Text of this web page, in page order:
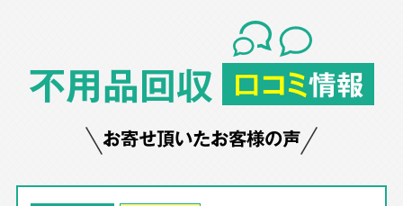
不用品回収 口コミ情報
お寄せ頂いたお客様の声